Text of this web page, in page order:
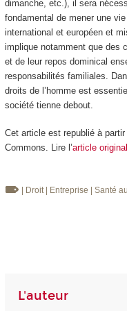
dimanche, etc.), il sera
fondamental de mener une
international et européen et
implique notamment que des
et de leur repos dominical
responsabilités familiales.
droits de l’homme est
société tienne debout.
Cet article est republié à partir
Commons. Lire l’article original
| Droit | Entreprise | Santé
L'auteur